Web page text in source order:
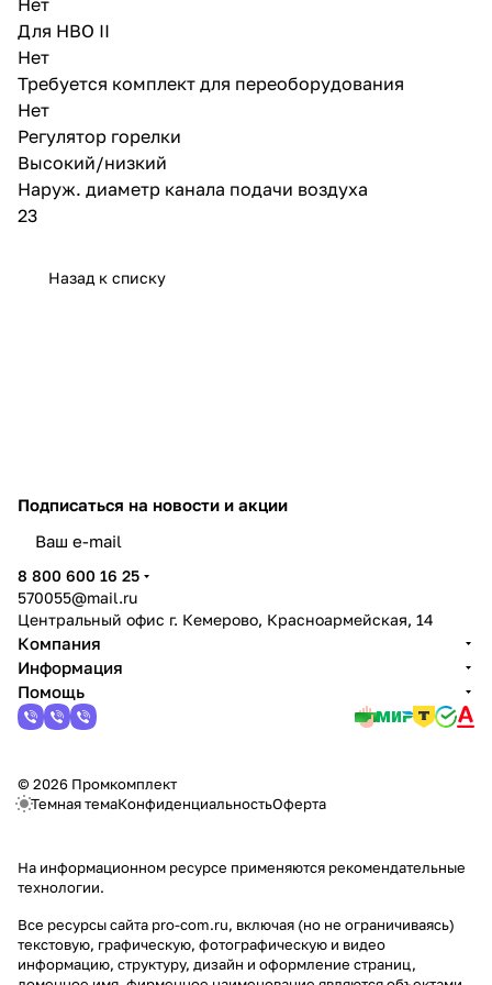
Для HBO II
Нет
Требуется комплект для переоборудования
Нет
Регулятор горелки
Высокий/низкий
Наруж. диаметр канала подачи воздуха
23
Назад к списку
Подписаться на новости и акции
8 800 600 16 25
570055@mail.ru
Центральный офис г. Кемерово, Красноармейская, 14
Компания
Информация
Помощь
© 2026 Промкомплект
Темная темаКонфиденциальностьОферта
На информационном ресурсе применяются рекомендательные
технологии.
Все ресурсы сайта pro-com.ru, включая (но не ограничиваясь)
текстовую, графическую, фотографическую и видео
информацию, структуру, дизайн и оформление страниц,